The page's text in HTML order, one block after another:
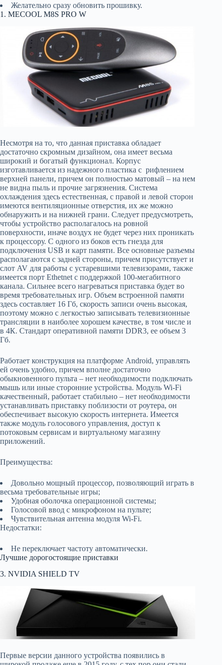
Желательно сразу обновить прошивку.
1. MECOOL M8S PRO W
Несмотря на то, что данная приставка обладает
достаточно скромным дизайном, она имеет весьма
широкий и богатый функционал. Корпус
изготавливается из надежного пластика с рифлением
верхней панели, причем он полностью матовый – на нем
не видна пыль и прочие загрязнения. Система
охлаждения здесь естественная, с правой и левой сторон
имеются вентиляционные отверстия, их же можно
обнаружить и на нижней грани. Следует предусмотреть,
чтобы устройство располагалось на ровной
поверхности, иначе воздух не будет через них проникать
к процессору. С одного из боков есть гнезда для
подключения USB и карт памяти. Все основные разъемы
располагаются с задней стороны, причем присутствует и
слот AV для работы с устаревшими телевизорами, также
имеется порт Ethetnet с поддержкой 100-мегабитного
канала. Сильнее всего нагреваться приставка будет во
время требовательных игр. Объем встроенной памяти
здесь составляет 16 Гб, скорость записи очень высокая,
поэтому можно с легкостью записывать телевизионные
трансляции в наиболее хорошем качестве, в том числе и
в 4К. Стандарт оперативной памяти DDR3, ее объем 3
Гб.
Работает конструкция на платформе Android, управлять
ей очень удобно, причем вполне достаточно
обыкновенного пульта – нет необходимости подключать
мышь или иные сторонние устройства. Модуль Wi-Fi
качественный, работает стабильно – нет необходимости
устанавливать приставку поблизости от роутера, он
обеспечивает высокую скорость интернета. Имеется
также модуль голосового управления, доступ к
потоковым сервисам и виртуальному магазину
приложений.
Преимущества:
Довольно мощный процессор, позволяющий играть в
весьма требовательные игры;
Удобная оболочка операционной системы;
Голосовой ввод с микрофоном на пульте;
Чувствительная антенна модуля Wi-Fi.
Недостатки:
Не переключает частоту автоматически.
Лучшие дорогостоящие приставки
3. NVIDIA SHIELD TV
Первые версии данного устройства появились в